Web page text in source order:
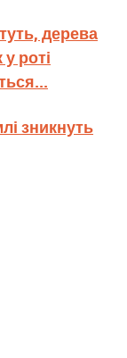
дерева
роті
зникнуть